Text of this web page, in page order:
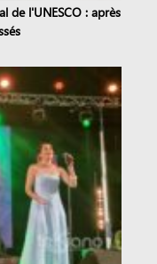
de l'UNESCO : après